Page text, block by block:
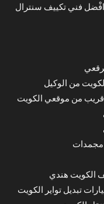
فني تكييف سنترال
من الوكيل
قريب من موقعي الكويت
مجمدات
الكويت هندي
تبديل تواير الكويت